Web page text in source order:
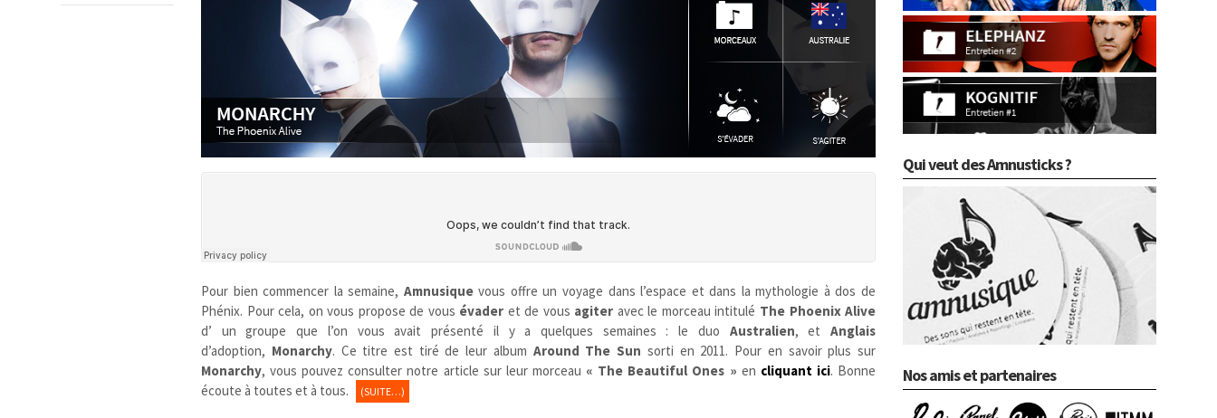
Pour bien commencer la semaine, Amnusiquevous offre un voyage dans l’espace et dans la mythologie à dos de
Phénix. Pour cela, on vous propose de vous évader et de vous agiter avec le morceau intitulé The Phoenix Alive
d’ un groupe que l’on vous avait présenté il y a quelques semaines : le duo Australien, etAnglais
d’adoption, Monarchy. Ce titre est tiré de leur album Around The Sun sorti en 2011. Pour en savoir plus sur
Monarchy, vous pouvez consulter notre article sur leur morceau « The Beautiful Ones » en cliquant ici. Bonne
écoute à toutes et à tous.
(SUITE…)
Qui veut des Amnusticks ?
Nos amis et partenaires